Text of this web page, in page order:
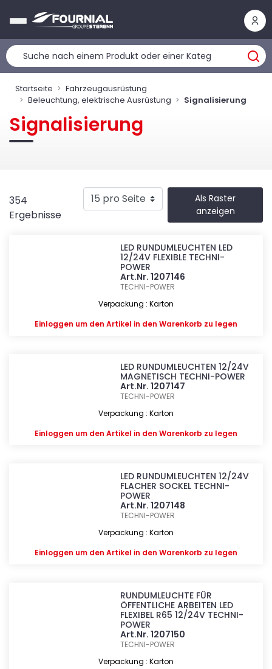
Startseite
Fahrzeugausrüstung
Beleuchtung, elektrische Ausrüstung
Signalisierung
Signalisierung
354
Ergebnisse
Als Raster
anzeigen
LED RUNDUMLEUCHTEN LED
12/24V FLEXIBLE TECHNI-
POWER
Art.Nr. 1207146
TECHNI-POWER
Verpackung : Karton
Einloggen um den Artikel in den Warenkorb zu legen
LED RUNDUMLEUCHTEN 12/24V
MAGNETISCH TECHNI-POWER
Art.Nr. 1207147
TECHNI-POWER
Verpackung : Karton
Einloggen um den Artikel in den Warenkorb zu legen
LED RUNDUMLEUCHTEN 12/24V
FLACHER SOCKEL TECHNI-
POWER
Art.Nr. 1207148
TECHNI-POWER
Verpackung : Karton
Einloggen um den Artikel in den Warenkorb zu legen
RUNDUMLEUCHTE FÜR
ÖFFENTLICHE ARBEITEN LED
FLEXIBEL R65 12/24V TECHNI-
POWER
Art.Nr. 1207150
TECHNI-POWER
Verpackung : Karton